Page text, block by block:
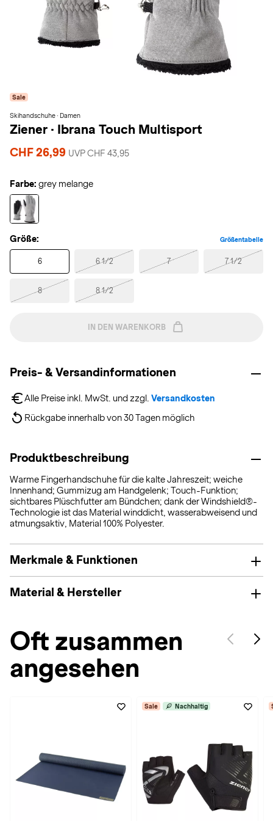
Sale
Skihandschuhe · Damen
Ziener · Ibrana Touch Multisport
CHF 26,99 UVP CHF 43,95
Farbe: grey melange
Größe: Größentabelle
6 6 1/2 7 7 1/2
8 8 1/2
IN DEN WARENKORB
Preis- & Versandinformationen
Alle Preise inkl. MwSt. und zzgl. Versandkosten
Rückgabe innerhalb von 30 Tagen möglich
Produktbeschreibung
Warme Fingerhandschuhe für die kalte Jahreszeit; weiche
Innenhand; Gummizug am Handgelenk; Touch-Funktion;
sichtbares Plüschfutter am Bündchen; dank der Windshield®-
Technologie ist das Material winddicht, wasserabweisend und
atmungsaktiv, Material 100% Polyester.
Merkmale & Funktionen
Material & Hersteller
Oft zusammen
angesehen
Sale Nachhaltig